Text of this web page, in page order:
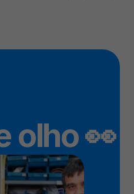
olho 👀